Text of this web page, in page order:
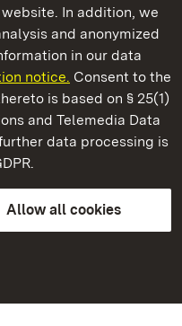
In addition, we
and anonymized
in our data
notice. Consent to the
is based on § 25(1)
and Telemedia Data
data processing is
Allow all cookies
Baden-Wuerttemberg
Wuerttemberg